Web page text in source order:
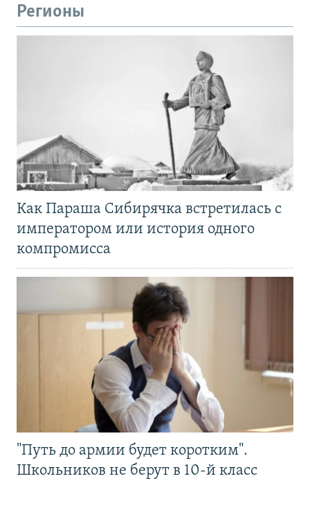
Регионы
Как Параша Сибирячка встретилась с
императором или история одного
компромисса
"Путь до армии будет коротким".
Школьников не берут в 10-й класс